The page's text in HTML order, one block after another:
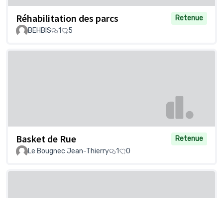
Réhabilitation des parcs
Retenue
BEHBIS
1 5
Basket de Rue
Retenue
Le Bougnec Jean-Thierry
1 0